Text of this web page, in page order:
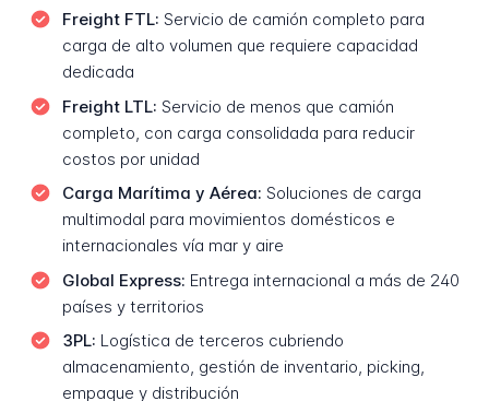
Freight FTL: Servicio de camión completo para
carga de alto volumen que requiere capacidad
dedicada
Freight LTL: Servicio de menos que camión
completo, con carga consolidada para reducir
costos por unidad
Carga Marítima y Aérea: Soluciones de carga
multimodal para movimientos domésticos e
internacionales vía mar y aire
Global Express: Entrega internacional a más de 240
países y territorios
3PL: Logística de terceros cubriendo
almacenamiento, gestión de inventario, picking,
empaque y distribución